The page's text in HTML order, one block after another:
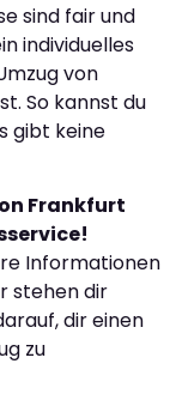
sind fair und
individuelles
von
So kannst du
gibt keine
Frankfurt
Informationen
stehen dir
dir einen
zu